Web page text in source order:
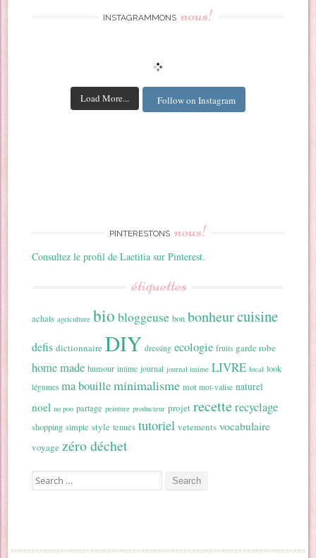
INSTAGRAMMONS nous!
Load More... Follow on Instagram
PINTERESTONS nous!
Consultez le profil de Laetitia sur Pinterest.
étiquettes
achats agriculture bio bloggeuse bon bonheurcuisine
defis dictionnaire DIY dressing ecologie fruits garde robe
home made humour intime journal journal intime LIVRE local look
légumes ma bouilleminimalisme mot mot-valise naturel
noel no poo partage peinture producteur projet recetterecyclage
shopping simple style tenues tutoriel vetements vocabulaire
voyage zéro déchet
Search for: